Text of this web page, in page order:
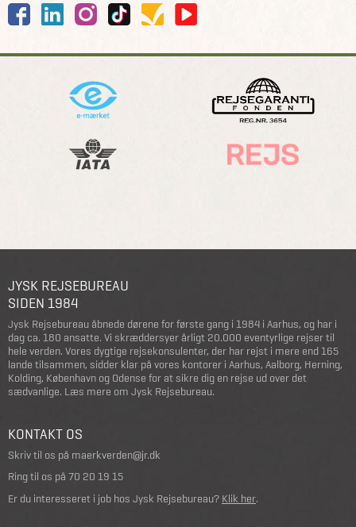
JYSK REJSEBUREAU
SIDEN 1984
Jysk Rejsebureau åbnede dørene for første gang i 1984 i Aarhus, og har i
dag ca. 180 ansatte. Vi skræddersyer årligt 20.000 eventyrlige rejser til
hele verden. Vores dygtige rejsekonsulenter, der har rejst i mere end 165
lande tilsammen, sidder klar på vores kontorer i Aarhus, Aalborg, Herning,
Kolding, København og Odense for at sikre dig en rejse ud over det
sædvanlige. Læs mere om Jysk Rejsebureau.
KONTAKT OS
Skriv til os på maerkverden@jr.dk
Ring til os på 70 20 19 15
Er du interesseret i job hos Jysk Rejsebureau? Klik her.